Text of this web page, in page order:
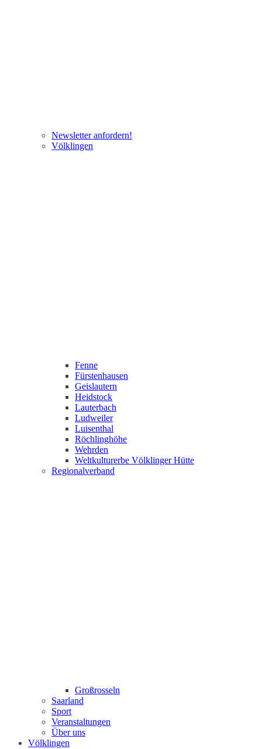
Newsletter anfordern!
Völklingen
Fenne
Fürstenhausen
Geislautern
Heidstock
Lauterbach
Ludweiler
Luisenthal
Röchlinghöhe
Wehrden
Weltkulturerbe Völklinger Hütte
Regionalverband
Großrosseln
Saarland
Sport
Veranstaltungen
Über uns
Völklingen